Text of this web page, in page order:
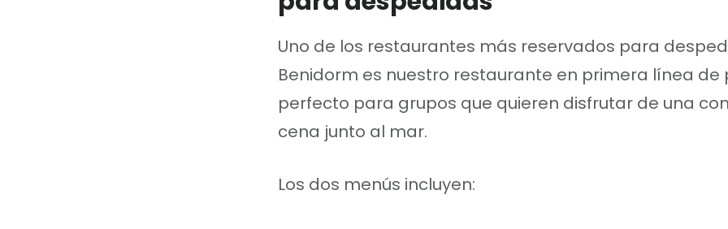
Uno de los restaurantes más reservados para
Benidorm es nuestro restaurante en primera línea de
perfecto para grupos que quieren disfrutar de una
cena junto al mar.
Los dos menús incluyen: